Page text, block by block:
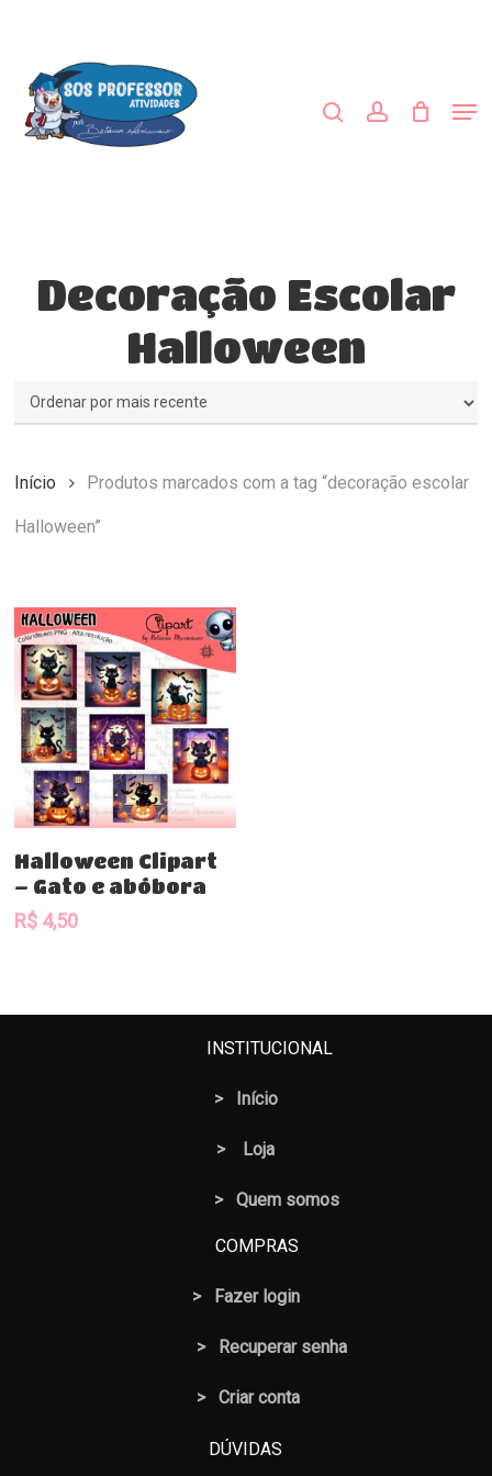
content
Decoração Escolar
Halloween
Início Produtos marcados com a tag “decoração escolar
Halloween”
Comprar
Halloween Clipart
– Gato e abóbora
R$ 4,50
INSTITUCIONAL
> Início
> Loja
> Quem somos
COMPRAS
> Fazer login
> Recuperar senha
> Criar conta
DÚVIDAS